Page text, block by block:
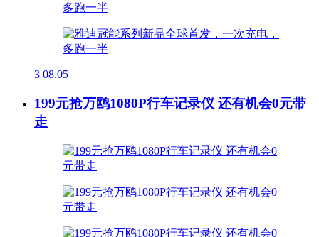
3 08.05
199元抢万鸥1080P行车记录仪 还有机会0元带
走